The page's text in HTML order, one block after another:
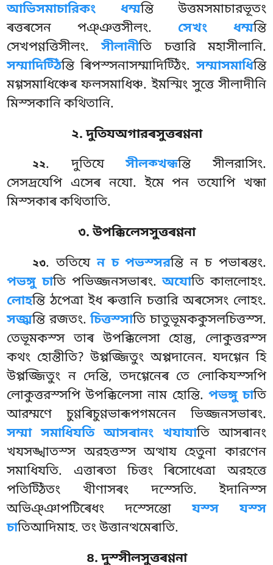
আভিসমাচারিকং ধম্মন্তি উত্তমসমাচারভূতং
ৰত্তৰসেন পঞ্ঞত্তসীলং. সেখং ধম্মন্তি
সেখপণ্ণত্তিসীলং.সীলানীতি চত্তারি মহাসীলানি.
সম্মাদিট্ঠিন্তি ৰিপস্সনাসম্মাদিট্ঠিং.সম্মাসমাধিন্তি
মগ্গসমাধিঞ্চেৰ ফলসমাধিঞ্চ. ইমস্মিং সুত্তে সীলাদীনি
মিস্সকানি কথিতানি.
২. দুতিযঅগারৰসুত্তৰণ্ণনা
২২. দুতিযেসীলক্খন্ধন্তি সীলরাসিং.
সেসদ্ৰযেপি এসেৰ নযো. ইমে পন তযোপি খন্ধা
মিস্সকাৰ কথিতাতি.
৩. উপক্কিলেসসুত্তৰণ্ণনা
২৩. ততিযেন চ পভস্সরন্তি ন চ পভাৰন্তং.
পভঙ্গু চাতি পভিজ্জনসভাৰং.অযোতি কাল়লোহং.
লোহন্তি ঠপেত্ৰা ইধ ৰুত্তানি চত্তারি অৰসেসং লোহং.
সজ্ঝন্তি রজতং.চিত্তস্সাতি চাতুভূমককুসলচিত্তস্স.
তেভূমকস্স তাৰ উপক্কিলেসা হোন্তু, লোকুত্তরস্স
কথং হোন্তীতি? উপ্পজ্জিতুং অপ্পদানেন. যদগ্গেন হি
উপ্পজ্জিতুং ন দেন্তি, তদগ্গেনেৰ তে লোকিযস্সপি
লোকুত্তরস্সপি উপক্কিলেসা নাম হোন্তি. পভঙ্গু চাতি
আরম্মণে চুণ্ণৰিচুণ্ণভাৰূপগমনেন ভিজ্জনসভাৰং.
সম্মা সমাধিযতি আসৰানং খযাযাতি আসৰানং
খযসঙ্খাতস্স অরহত্তস্স অত্থায হেতুনা কারণেন
সমাধিযতি. এত্তাৰতাচিত্তং ৰিসোধেত্ৰা অরহত্তে
পতিট্ঠিতং খীণাসৰং দস্সেতি. ইদানিস্স
অভিঞ্ঞাপটিৰেধং দস্সেন্তোযস্স যস্স
চাতিআদিমাহ. তং উত্তানত্থমেৰাতি.
৪. দুস্সীলসুত্তৰণ্ণনা